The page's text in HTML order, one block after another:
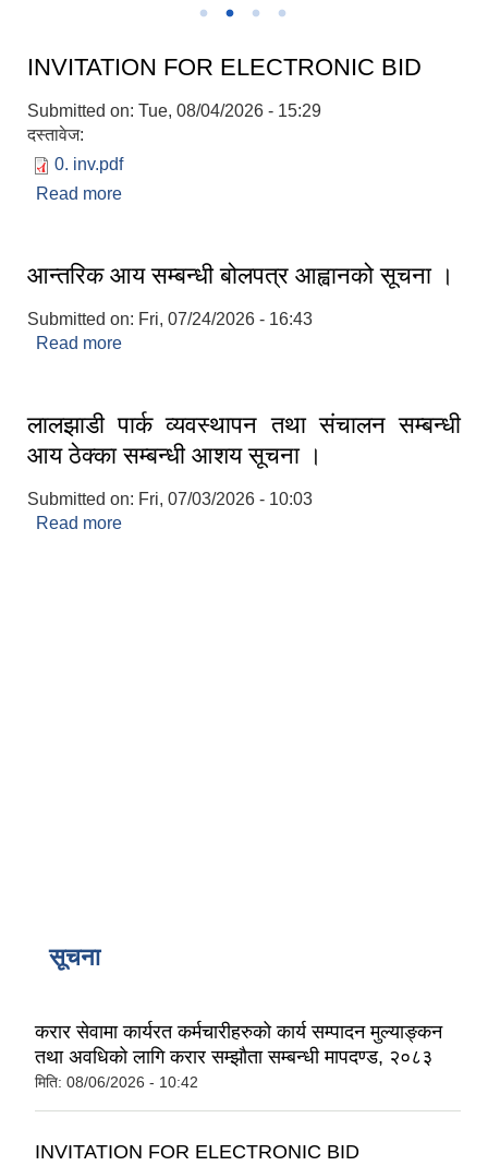
INVITATION FOR ELECTRONIC BID
Submitted on: Tue, 08/04/2026 - 15:29
दस्तावेज:
0. inv.pdf
Read more
आन्तरिक आय सम्बन्धी बोलपत्र आह्वानको सूचना ।
Submitted on: Fri, 07/24/2026 - 16:43
Read more
लालझाडी पार्क व्यवस्थापन तथा संचालन सम्बन्धी
आय ठेक्का सम्बन्धी आशय सूचना ।
Submitted on: Fri, 07/03/2026 - 10:03
Read more
सूचना
करार सेवामा कार्यरत कर्मचारीहरुको कार्य सम्पादन मुल्याङ्कन
तथा अवधिको लागि करार सम्झौता सम्बन्धी मापदण्ड, २०८३
मिति: 08/06/2026 - 10:42
INVITATION FOR ELECTRONIC BID